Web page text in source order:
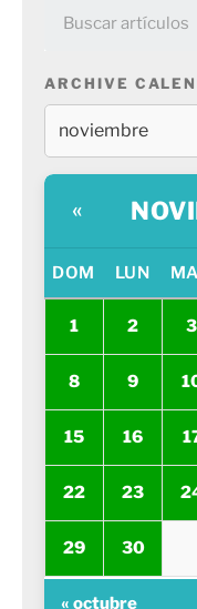
ARCHIVE
«
DOM LUN
1 2 3
8 9
15 16
22 23
29 30
« octubre